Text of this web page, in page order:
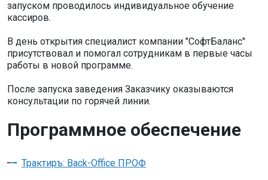
запуском проводилось индивидуальное обучение
кассиров.
В день открытия специалист компании "СофтБаланс"
присутствовал и помогал сотрудникам в первые часы
работы в новой программе.
После запуска заведения Заказчику оказываются
консультации по горячей линии.
Программное обеспечение
Трактиръ: Back-Office ПРОФ